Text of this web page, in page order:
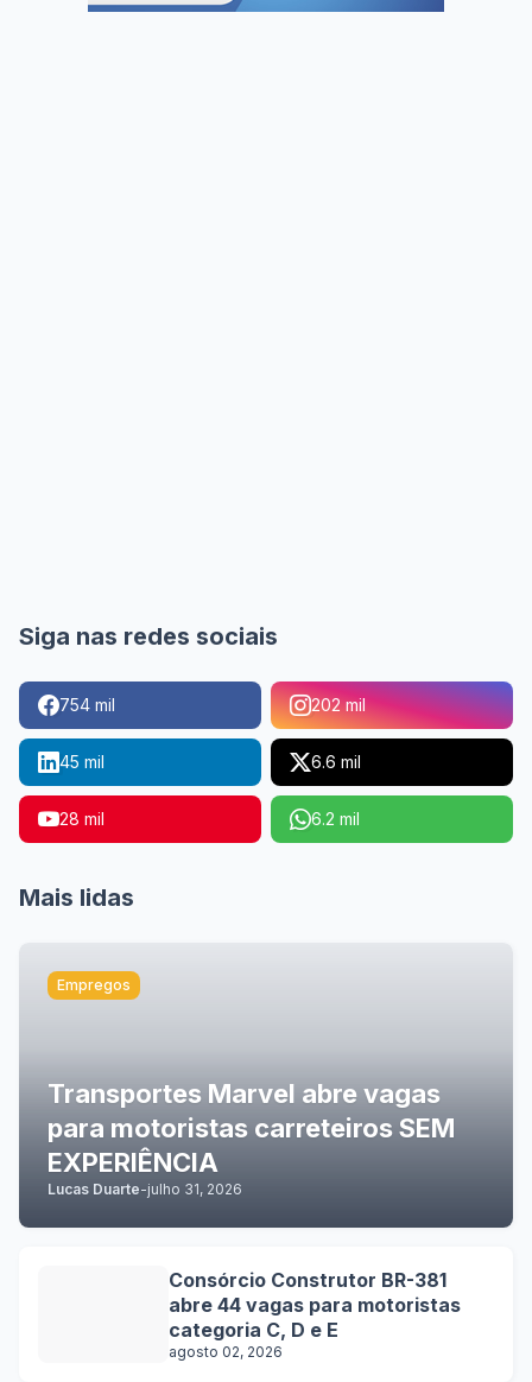
Siga nas redes sociais
754 mil 202 mil
45 mil 6.6 mil
28 mil 6.2 mil
Mais lidas
Empregos
Transportes Marvel abre vagas
para motoristas carreteiros SEM
EXPERIÊNCIA
Lucas Duarte-julho 31, 2026
Consórcio Construtor BR-381
abre 44 vagas para motoristas
categoria C, D e E
agosto 02, 2026